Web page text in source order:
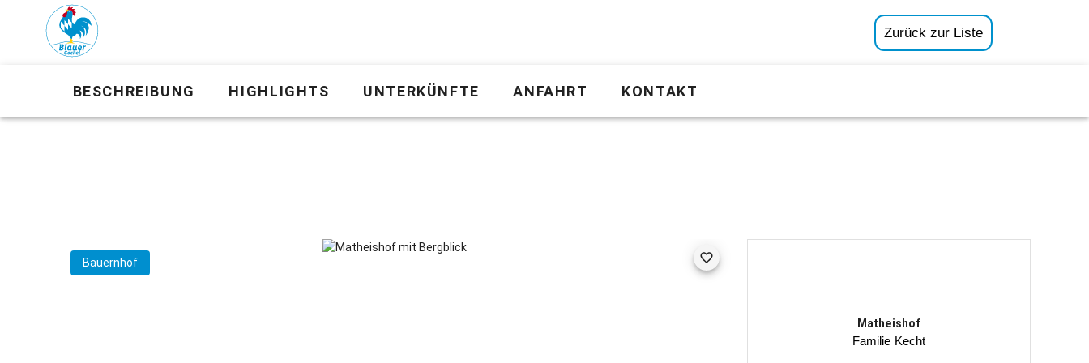
Zurück zur Liste
BESCHREIBUNG HIGHLIGHTS UNTERKÜNFTE ANFAHRT KONTAKT
Matheishof
Familie Kecht
Bauernhof